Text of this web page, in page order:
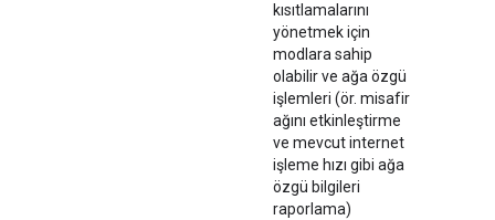
kısıtlamalarını
yönetmek için
modlara sahip
olabilir ve ağa özgü
işlemleri (ör. misafir
ağını etkinleştirme
ve mevcut internet
işleme hızı gibi ağa
özgü bilgileri
raporlama)